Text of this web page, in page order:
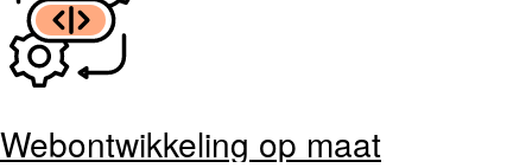
Webontwikkeling op maat